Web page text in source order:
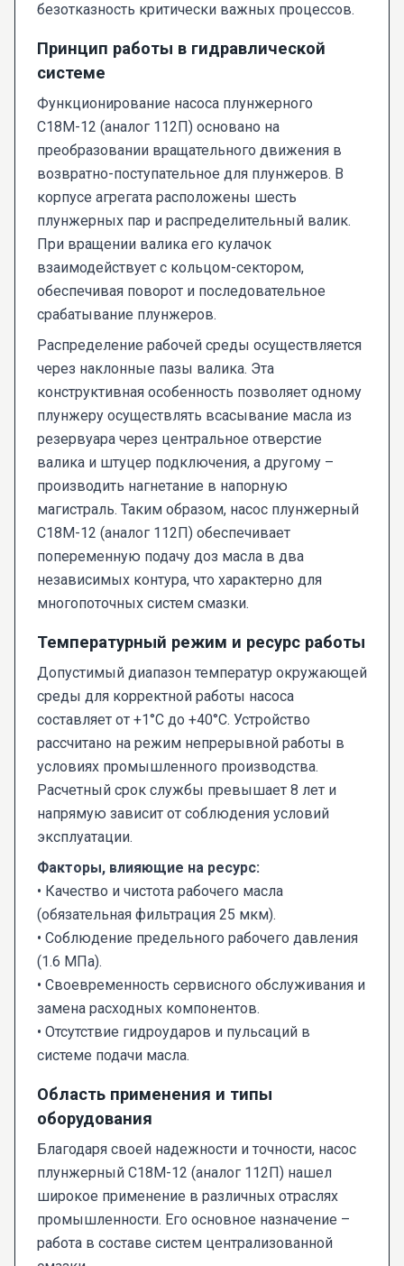
безотказность критически важных процессов.
Принцип работы в гидравлической
системе
Функционирование насоса плунжерного
С18М-12 (аналог 112П) основано на
преобразовании вращательного движения в
возвратно-поступательное для плунжеров. В
корпусе агрегата расположены шесть
плунжерных пар и распределительный валик.
При вращении валика его кулачок
взаимодействует с кольцом-сектором,
обеспечивая поворот и последовательное
срабатывание плунжеров.
Распределение рабочей среды осуществляется
через наклонные пазы валика. Эта
конструктивная особенность позволяет одному
плунжеру осуществлять всасывание масла из
резервуара через центральное отверстие
валика и штуцер подключения, а другому –
производить нагнетание в напорную
магистраль. Таким образом, насос плунжерный
С18М-12 (аналог 112П) обеспечивает
попеременную подачу доз масла в два
независимых контура, что характерно для
многопоточных систем смазки.
Температурный режим и ресурс работы
Допустимый диапазон температур окружающей
среды для корректной работы насоса
составляет от +1°С до +40°С. Устройство
рассчитано на режим непрерывной работы в
условиях промышленного производства.
Расчетный срок службы превышает 8 лет и
напрямую зависит от соблюдения условий
эксплуатации.
Факторы, влияющие на ресурс:
• Качество и чистота рабочего масла
(обязательная фильтрация 25 мкм).
• Соблюдение предельного рабочего давления
(1.6 МПа).
• Своевременность сервисного обслуживания и
замена расходных компонентов.
• Отсутствие гидроударов и пульсаций в
системе подачи масла.
Область применения и типы
оборудования
Благодаря своей надежности и точности, насос
плунжерный С18М-12 (аналог 112П) нашел
широкое применение в различных отраслях
промышленности. Его основное назначение –
работа в составе систем централизованной